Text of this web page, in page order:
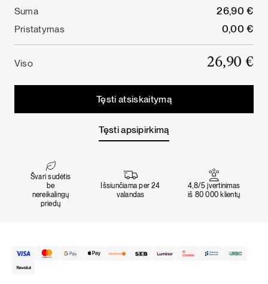
Suma 26,90€
Pristatymas 0,00€
Viso 26,90 €
Tęsti atsiskaitymą
Tęsti apsipirkimą
Švari sudėtis
be
nereikalingų
priedų
Išsiunčiama per 24
valandas
4,8/5 įvertinimas
iš 80 000 klientų